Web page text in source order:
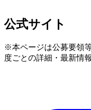
公式サイト
※本ページは公募要領
度ごとの詳細・最新情